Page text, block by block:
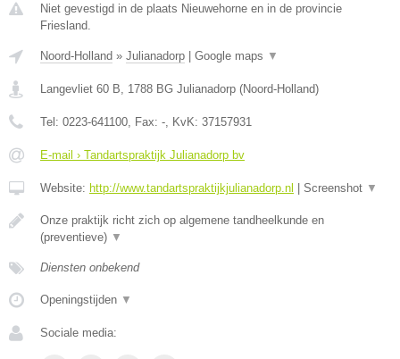
Niet gevestigd in de plaats Nieuwehorne en in de provincie
Friesland.
Noord-Holland » Julianadorp Google maps ▼
Langevliet 60 B 1788 BG Julianadorp (Noord-Holland)
Tel: 0223-641100 , Fax: - , KvK: 37157931
E-mail › Tandartspraktijk Julianadorp bv
Website: http://www.tandartspraktijkjulianadorp.nl Screenshot ▼
Onze praktijk richt zich op algemene tandheelkunde en
(preventieve) ▼
Diensten onbekend
Openingstijden ▼
Sociale media: